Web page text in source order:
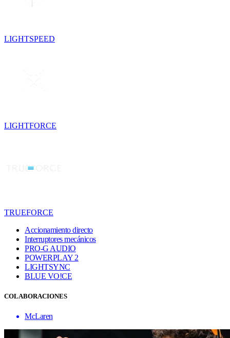
LIGHTSPEED
LIGHTFORCE
TRUEFORCE
Accionamiento directo
Interruptores mecánicos
PRO-G AUDIO
POWERPLAY 2
LIGHTSYNC
BLUE VO!CE
COLABORACIONES
McLaren